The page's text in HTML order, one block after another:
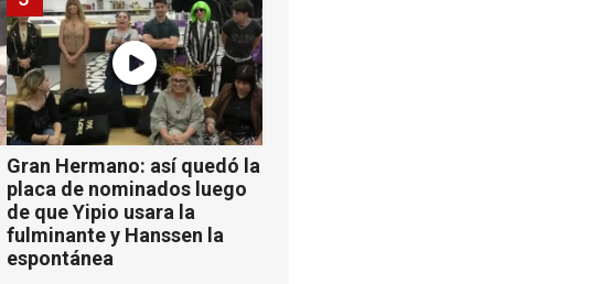
Gran Hermano: así quedó la
placa de nominados luego
de que Yipio usara la
fulminante y Hanssen la
espontánea